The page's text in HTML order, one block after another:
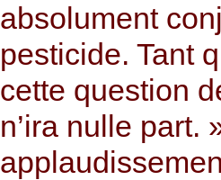
absolument
pesticide. Tant
cette question
n’ira nulle part.